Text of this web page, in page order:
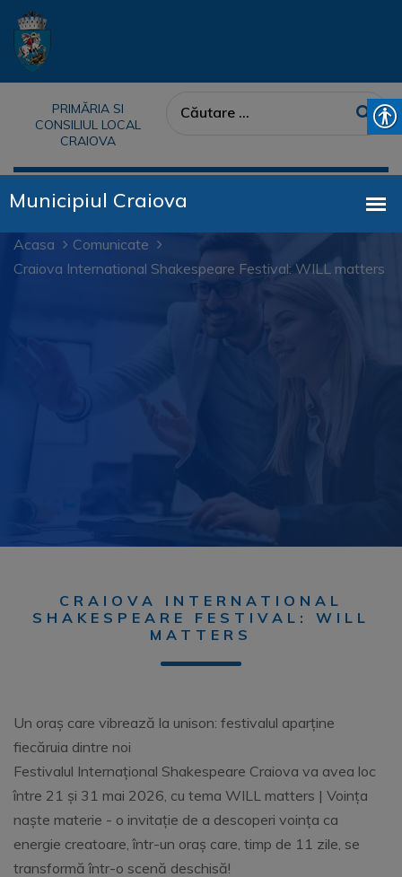
PRIMĂRIA SI
CONSILIUL LOCAL
CRAIOVA
Acasa
Comunicate
Craiova International Shakespeare Festival: WILL matters
CRAIOVA INTERNATIONAL
SHAKESPEARE FESTIVAL: WILL
MATTERS
Un oraș care vibrează la unison: festivalul aparține
fiecăruia dintre noi
Festivalul Internațional Shakespeare Craiova va avea loc
între 21 și 31 mai 2026, cu tema WILL matters | Voința
naște materie - o invitație de a descoperi voința ca
energie creatoare, într-un oraș care, timp de 11 zile, se
transformă într-o scenă deschisă!